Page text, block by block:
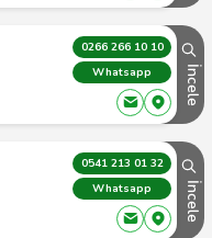
0266 266 10 10
Whatsapp
İncele
0541 213 01 32
Whatsapp
İncele